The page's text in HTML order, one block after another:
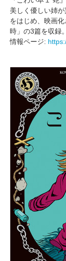
美しく優しい姉
をはじめ、映画
時」の3篇を収録。
情報ページ: